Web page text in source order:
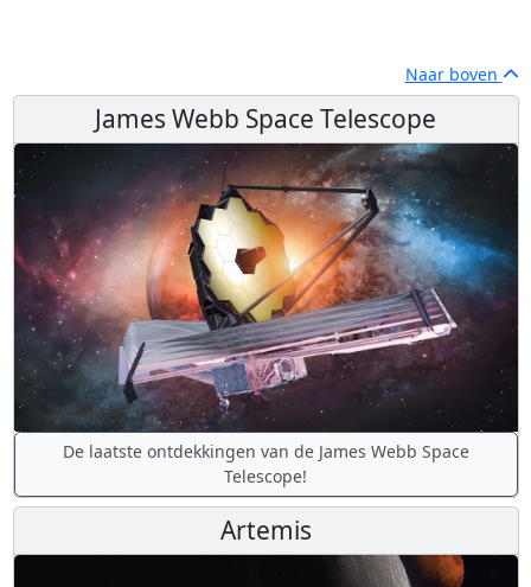
Naar boven
James Webb Space Telescope
De laatste ontdekkingen van de James Webb Space
Telescope!
Artemis